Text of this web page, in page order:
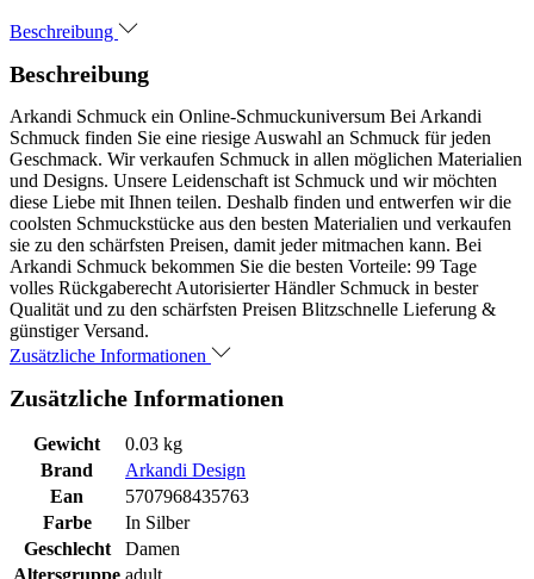
Beschreibung
Beschreibung
Arkandi Schmuck ein Online-Schmuckuniversum Bei Arkandi
Schmuck finden Sie eine riesige Auswahl an Schmuck für jeden
Geschmack. Wir verkaufen Schmuck in allen möglichen Materialien
und Designs. Unsere Leidenschaft ist Schmuck und wir möchten
diese Liebe mit Ihnen teilen. Deshalb finden und entwerfen wir die
coolsten Schmuckstücke aus den besten Materialien und verkaufen
sie zu den schärfsten Preisen, damit jeder mitmachen kann. Bei
Arkandi Schmuck bekommen Sie die besten Vorteile: 99 Tage
volles Rückgaberecht Autorisierter Händler Schmuck in bester
Qualität und zu den schärfsten Preisen Blitzschnelle Lieferung &
günstiger Versand.
Zusätzliche Informationen
Zusätzliche Informationen
Gewicht
0.03 kg
Brand
Arkandi Design
Ean
5707968435763
Farbe
In Silber
Geschlecht
Damen
Altersgruppe adult